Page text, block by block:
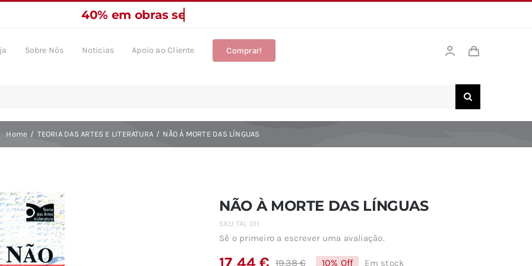
Sobre Nós Noticias Apoio ao Cliente Comprar!
Home TEORIA DAS ARTES E LITERATURA NÃO À MORTE DAS LÍNGUAS
NÃO À MORTE DAS LÍNGUAS
SKU TAL 011
Sê o primeiro a escrever uma avaliação.
19,38€ 10% Off Em stock